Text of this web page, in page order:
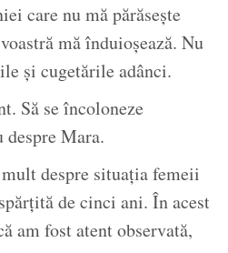
care nu mă părăsește
mă înduioșează. Nu
și cugetările adânci.
Să se încoloneze
despre Mara.
despre situația femeii
de cinci ani. În acest
am fost atent observată,